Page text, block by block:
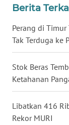
Berita
Perang di
Tak Terduga ke
Stok Beras
Ketahanan
Libatkan 416
Rekor MURI
WN
WN
JATENG
WN
NUSANTARA
WN